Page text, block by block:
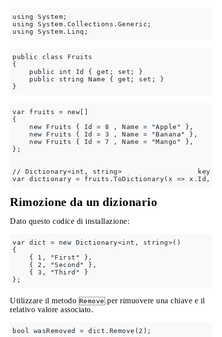
using System;
using System.Collections.Generic;
public class Fruits
{
    public int Id { get; set; }
    public string Name { get; set; }
var fruits = new[]
{
    new Fruits { Id = 8 , Name = "Apple" },
    new Fruits { Id = 3 , Name = "Banana" },
    new Fruits { Id = 7 , Name = "Mango" },
};
// Dictionary<int, string>                  key
Rimozione da un dizionario
Dato questo codice di installazione:
var dict = new Dictionary<int, string>()
{
    { 1, "First" },
    { 2, "Second" },
    { 3, "Third" }
Utilizzare il metodo Remove per rimuovere una chiave e il
relativo valore associato.